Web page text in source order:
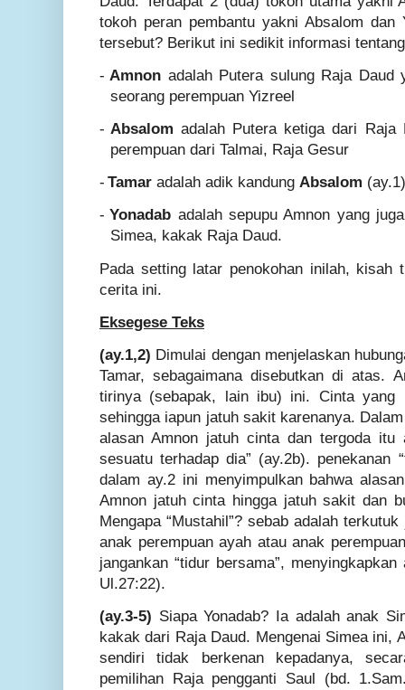
tokoh peran pembantu yakni Absalom dan
tersebut? Berikut ini sedikit informasi
- Amnon adalah Putera sulung Raja Daud
seorang perempuan Yizreel
- Absalom adalah Putera ketiga dari
perempuan dari Talmai, Raja Gesur
- Tamar adalah adik kandung Absalom (ay.1)
- Yonadab adalah sepupu Amnon yang
Simea, kakak Raja Daud.
Pada setting latar penokohan inilah, kisah
cerita ini.
Eksegese Teks
(ay.1,2) Dimulai dengan menjelaskan
Tamar, sebagaimana disebutkan di atas.
tirinya (sebapak, lain ibu) ini. Cinta yang
sehingga iapun jatuh sakit karenanya.
alasan Amnon jatuh cinta dan tergoda itu
sesuatu terhadap dia” (ay.2b). penekanan
dalam ay.2 ini menyimpulkan bahwa
Amnon jatuh cinta hingga jatuh sakit dan
Mengapa “Mustahil”? sebab adalah
anak perempuan ayah atau anak
jangankan “tidur bersama”,
Ul.27:22).
(ay.3-5) Siapa Yonadab? Ia adalah anak
kakak dari Raja Daud. Mengenai Simea ini,
sendiri tidak berkenan kepadanya,
pemilihan Raja pengganti Saul (bd.